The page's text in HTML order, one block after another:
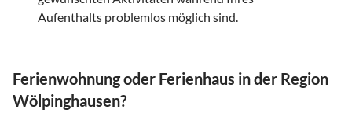
Aufenthalts problemlos möglich sind.
Ferienwohnung oder Ferienhaus in der Region
Wölpinghausen?